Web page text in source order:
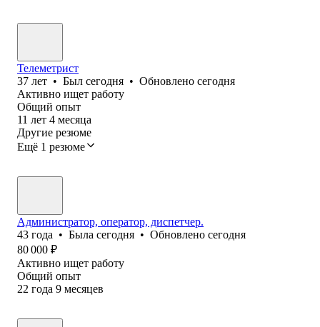
Телеметрист
37 лет • Был сегодня • Обновлено сегодня
Активно ищет работу
Общий опыт
11 лет 4 месяца
Другие резюме
Ещё 1 резюме
Администратор, оператор, диспетчер.
43 года • Была сегодня • Обновлено сегодня
80 000 ₽
Активно ищет работу
Общий опыт
22 года 9 месяцев